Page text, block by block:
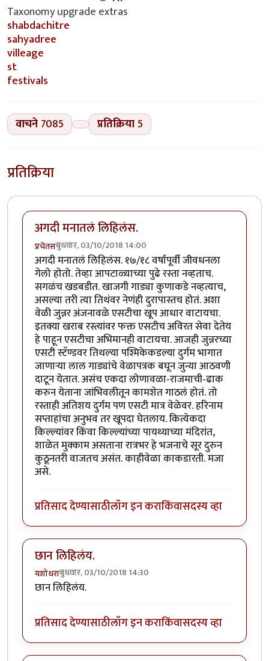
Taxonomy upgrade extras
shabdachitre
sahyadree
villeage
st
festivals
वाचने 7085 प्रतिक्रिया5
प्रतिक्रिया
अगदी मनातलं लिहिलंस.
प्रचेतसबुधवार, 03/10/2018 14:00
अगदी मनातलं लिहिलंस. १७/१८ वर्षापूर्वी जीवधनला
गेलो होतो. तेव्हा आपटाळ्याच्या पुढे रस्ता नव्हताच.
सगळंच खडबडीत. खाजगी गाड्या कुणाकडे नव्हत्याच,
असल्या तरी त्या तिथंवर नेणंही दुरापास्तच होतं. अशा
वेळी जुन्नर अंजनावळे एसटीचा खूप आधार वाटायचा.
इतक्या खराब रस्त्यांवर फक्त एसटीच अविरत सेवा देतेय
हे पाहून एसटीचा अभिमानही वाटायचा. आजही जुन्नरच्या
एसटी स्टॅण्डवर तिथल्या पश्मिकेकडल्या दुर्गम भागात
जाणार्‍या लाल गाड्यांचे वेळापत्रक बघून जुन्या आठवणी
दाटून येतात. असंच एकदा लोणावळा-राजमाची-ढाक
करुन येताना जांभिवलीतून कामशेत गाठलं होतं. तो
रस्ताही अतिशय दुर्गम पण एसटी मात्र वेळेवर. हरिनाम
सप्ताहांचा अनुभव तर खूपदा घेतलाय. कित्येकदा
किल्ल्यांवर किंवा किल्ल्यांच्या पायथ्याच्या मंदिरांत,
शाळेत मुक्काम असताना रात्रभर हे भजनाचे सूर दुरुन
कुठूनतरी वाजतच असंत. काहीवेळा काकडारती. मजा
असे.
प्रतिसाद देण्यासाठीलॉग इन कराकिंवासदस्य व्हा
छान लिहिलंय.
यशोधराबुधवार, 03/10/2018 14:30
छान लिहिलंय.
प्रतिसाद देण्यासाठीलॉग इन कराकिंवासदस्य व्हा